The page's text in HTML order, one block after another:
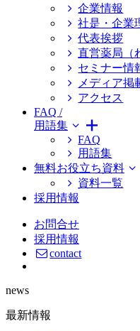
企業情報
社是・企業
代表挨拶
直営薬局（
セミナー情
メディア掲
アクセス
FAQ /
用語集
FAQ
用語集
無料お役立ち資料
資料一覧
採用情報
お問合せ
採用情報
contact
news
最新情報